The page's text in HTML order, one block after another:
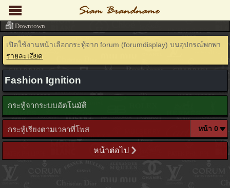
เปิดใช้งานหน้าเลือกกระทู้จาก forum (forumdisplay) บนอุปกรณ์พกพา
รายละเอียด
Fashion Ignition
กระทู้จากระบบอัตโนมัติ
กระทู้เรียงตามเวลาที่โพส
หน้าต่อไป
Downtown